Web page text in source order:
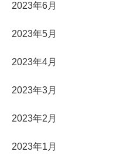
2023年6月
2023年5月
2023年4月
2023年3月
2023年2月
2023年1月